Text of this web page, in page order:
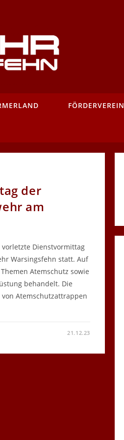
FÖRDERVEREIN
der
am
Dienstvormittag
Warsingsfehn statt. Auf
Atemschutz sowie
behandelt. Die
Atemschutzattrappen
KINDERFEUERWEHR
21.12.23